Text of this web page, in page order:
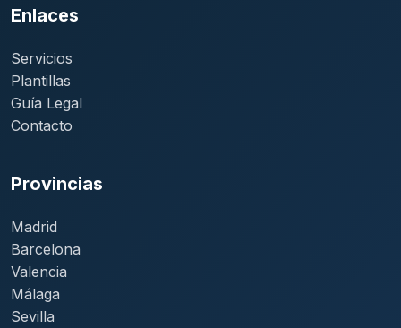
Enlaces
Servicios
Plantillas
Guía Legal
Contacto
Provincias
Madrid
Barcelona
Valencia
Málaga
Sevilla